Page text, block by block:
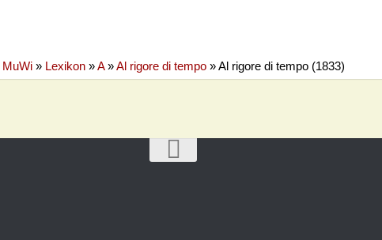
MuWi» Lexikon»A»Al rigore di tempo»Al rigore di tempo (1833)